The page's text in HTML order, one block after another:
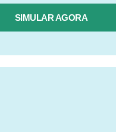
SIMULAR AGORA